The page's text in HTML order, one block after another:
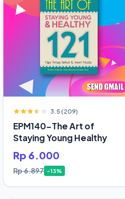
3.5 (209)
EPM140-The Art of
Staying Young Healthy
Rp 6.000
Rp 6.897 -13%